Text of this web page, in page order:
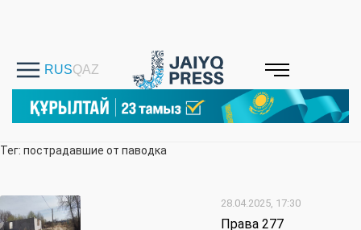
Тег: пострадавшие от паводка
28.04.2025, 17:30
Права 277